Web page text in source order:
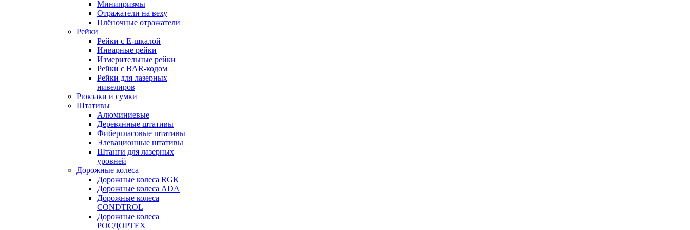
Минипризмы
Отражатели на веху
Плёночные отражатели
Рейки
Рейки с E-шкалой
Инварные рейки
Измерительные рейки
Рейки с BAR-кодом
Рейки для лазерных
нивелиров
Рюкзаки и сумки
Штативы
Алюминиевые
Деревянные штативы
Фибергласовые штативы
Элевационные штативы
Штанги для лазерных
уровней
Дорожные колеса
Дорожные колеса RGK
Дорожные колеса ADA
Дорожные колеса
CONDTROL
Дорожные колеса
РОСДОРТЕХ